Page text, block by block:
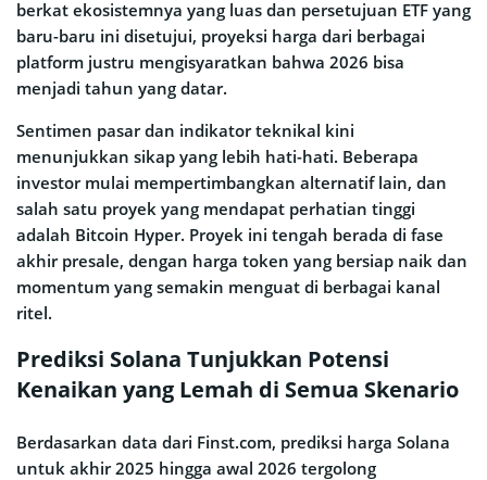
berkat ekosistemnya yang luas dan persetujuan ETF yang
baru-baru ini disetujui, proyeksi harga dari berbagai
platform justru mengisyaratkan bahwa 2026 bisa
menjadi tahun yang datar.
Sentimen pasar dan indikator teknikal kini
menunjukkan sikap yang lebih hati-hati. Beberapa
investor mulai mempertimbangkan alternatif lain, dan
salah satu proyek yang mendapat perhatian tinggi
adalah Bitcoin Hyper. Proyek ini tengah berada di fase
akhir presale, dengan harga token yang bersiap naik dan
momentum yang semakin menguat di berbagai kanal
ritel.
Prediksi Solana Tunjukkan Potensi
Kenaikan yang Lemah di Semua Skenario
Berdasarkan data dari Finst.com, prediksi harga Solana
untuk akhir 2025 hingga awal 2026 tergolong